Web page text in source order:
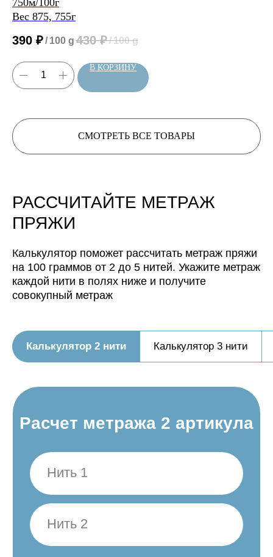
750м/100г
Вес 875, 755г
390 ₽/ 100 g 430 ₽/100 g
В КОРЗИНУ
СМОТРЕТЬ ВСЕ ТОВАРЫ
РАССЧИТАЙТЕ МЕТРАЖ
ПРЯЖИ
Калькулятор поможет рассчитать метраж пряжи
на 100 граммов от 2 до 5 нитей. Укажите метраж
каждой нити в полях ниже и получите
совокупный метраж
Калькулятор 2 нити Калькулятор 3 нити
Нить 3
Нить, собранная из 3 нитей
будет иметь метраж:
0м/100 г
Нить 3
Нить 4
будет иметь метраж:
0м/100 г
Нить 3
Нить 4
Нить, собранная из 5 нитей
будет иметь метраж:
м/100 г